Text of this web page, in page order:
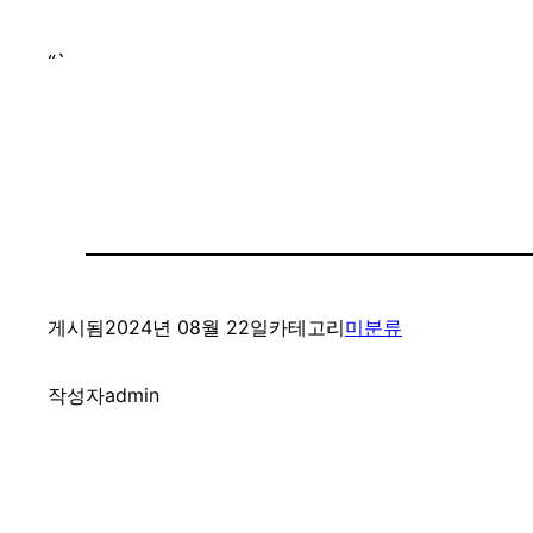
“`
게시됨2024년 08월 22일카테고리미분류
작성자admin